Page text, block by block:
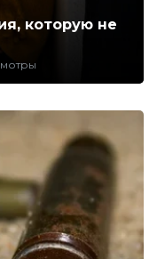
которую не